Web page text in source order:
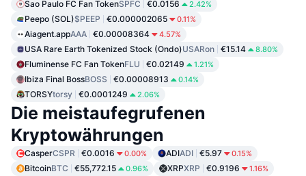
Sao Paulo FC Fan TokenSPFC €0.0156 2.42%
Peepo (SOL)$PEEP €0.000002065 0.11%
Aiagent.appAAA €0.00008364 4.57%
USA Rare Earth Tokenized Stock (Ondo)USARon €15.14 8.80%
Fluminense FC Fan TokenFLU €0.02149 1.21%
Ibiza Final BossBOSS €0.00008913 0.14%
TORSYtorsy €0.0001249 2.06%
Die meistaufegrufenen
Kryptowährungen
CasperCSPR €0.0016 0.00% ADIADI €5.97 0.15%
BitcoinBTC €55,772.15 0.96% XRPXRP €0.9196 1.16%